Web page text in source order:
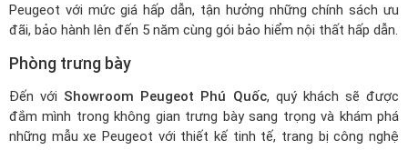
Peugeot với mức giá hấp dẫn, tận hưởng những chính sách ưu
đãi, bảo hành lên đến 5 năm cùng gói bảo hiểm nội thất hấp dẫn.
Phòng trưng bày
Đến với Showroom Peugeot Phú Quốc, quý khách sẽ được
đắm mình trong không gian trưng bày sang trọng và khám phá
những mẫu xe Peugeot với thiết kế tinh tế, trang bị công nghệ